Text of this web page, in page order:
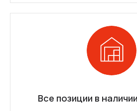
Все позиции в